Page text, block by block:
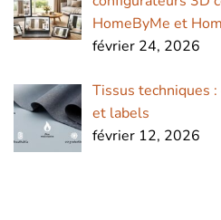
HomeByMe et
février 24, 2026
Tissus techniques
et labels
février 12, 2026